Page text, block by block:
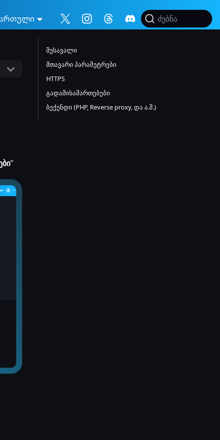
ძებნა
"
შესავალი
მთავარი პარამეტრები
HTTPS
გადამისამართებები
ბექენდი (PHP, Reverse proxy, და ა.შ.)